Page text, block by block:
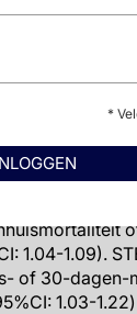
*
British
van
(’s
miljoen
1.04-1.09).
of 30-dagen-
1.03-